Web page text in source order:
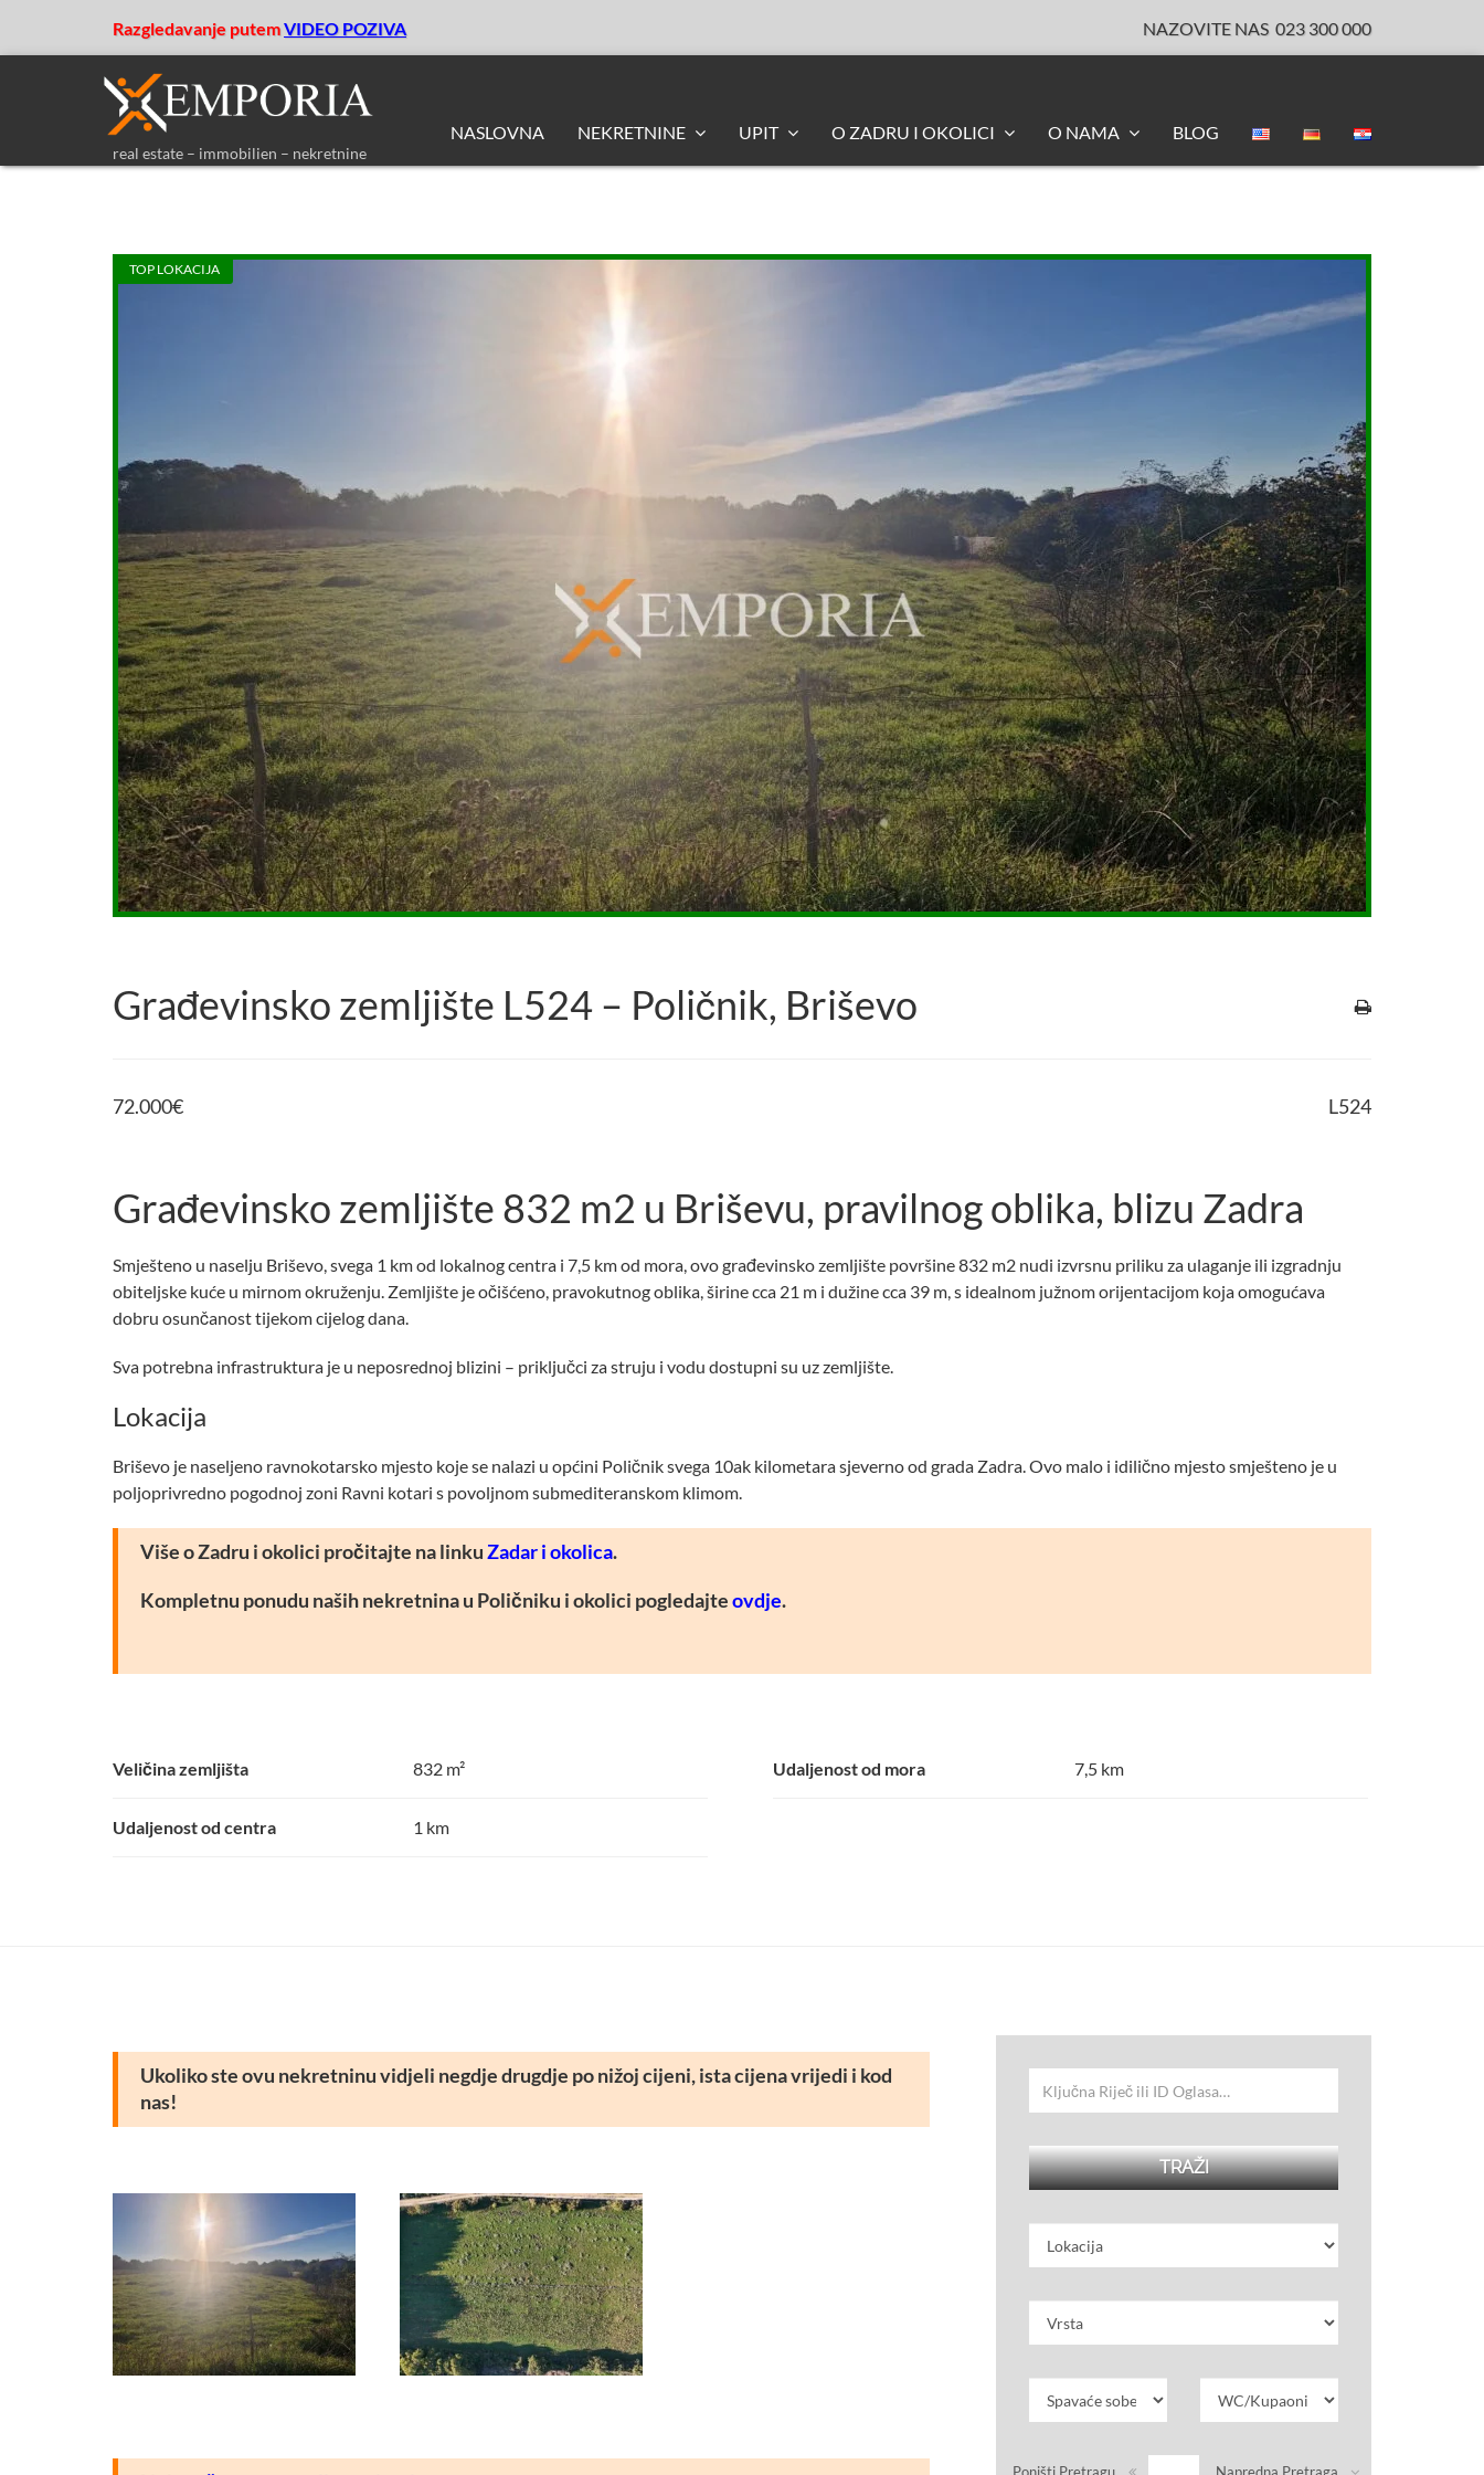
Razgledavanje putemVIDEO POZIVA NAZOVITE NAS 023 300 000
real estate – immobilien – nekretnine
NASLOVNA NEKRETNINE UPIT O ZADRU I OKOLICI O NAMA BLOG
TOP LOKACIJA
Građevinsko zemljište L524 – Poličnik, Briševo
72.000€ L524
Građevinsko zemljište 832 m2 u Briševu, pravilnog oblika, blizu Zadra
Smješteno u naselju Briševo, svega 1 km od lokalnog centra i 7,5 km od mora, ovo građevinsko zemljište površine 832 m2 nudi izvrsnu priliku za ulaganje ili izgradnju
obiteljske kuće u mirnom okruženju. Zemljište je očišćeno, pravokutnog oblika, širine cca 21 m i dužine cca 39 m, s idealnom južnom orijentacijom koja omogućava
dobru osunčanost tijekom cijelog dana.
Sva potrebna infrastruktura je u neposrednoj blizini – priključci za struju i vodu dostupni su uz zemljište.
Lokacija
Briševo je naseljeno ravnokotarsko mjesto koje se nalazi u općini Poličnik svega 10ak kilometara sjeverno od grada Zadra. Ovo malo i idilično mjesto smješteno je u
poljoprivredno pogodnoj zoni Ravni kotari s povoljnom submediteranskom klimom.
Više o Zadru i okolici pročitajte na linkuZadar i okolica.
Kompletnu ponudu naših nekretnina u Poličniku i okolici pogledajteovdje.
Veličina zemljišta 832 m² Udaljenost od mora 7,5 km
Udaljenost od centra 1 km
Ukoliko ste ovu nekretninu vidjeli negdje drugdje po nižoj cijeni, ista cijena vrijedi i kod
nas!